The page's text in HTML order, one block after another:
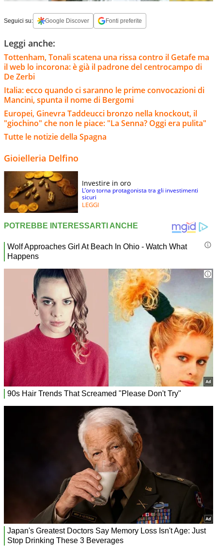
Seguici su: Google Discover Fonti preferite
Leggi anche:
Tottenham, Tonali scatena una rissa contro il Getafe ma
il web lo incorona: è già il padrone del centrocampo di
De Zerbi
Italia: ecco quando ci saranno le prime convocazioni di
Mancini, spunta il nome di Bergomi
Europei, Ginevra Taddeucci bronzo nella knockout, il
"giochino" che non le piace: "La Senna? Oggi era pulita"
Tutte le notizie della Spagna
Gioielleria Delfino
Investire in oro
L’oro torna protagonista tra gli investimenti
sicuri
LEGGI